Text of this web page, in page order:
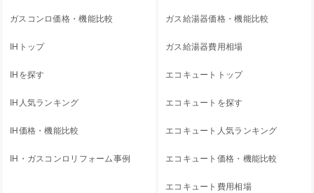
ガスコンロ価格・機能比較
IHトップ
IHを探す
IH人気ランキング
IH価格・機能比較
IH・ガスコンロリフォーム事例
ガス給湯器価格・機能比較
ガス給湯器費用相場
エコキュートトップ
エコキュートを探す
エコキュート人気ランキング
エコキュート価格・機能比較
エコキュート費用相場